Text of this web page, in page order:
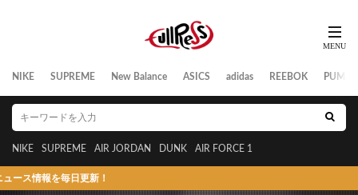
NIKE SUPREME New Balance ASICS adidas REEBOK PUMA
NIKE SUPREME AIR JORDAN DUNK AIR FORCE 1
毎日更新！